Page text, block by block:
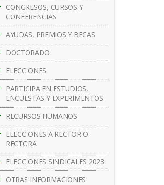
CONGRESOS, CURSOS Y
CONFERENCIAS
AYUDAS, PREMIOS Y BECAS
DOCTORADO
ELECCIONES
PARTICIPA EN ESTUDIOS,
ENCUESTAS Y EXPERIMENTOS
RECURSOS HUMANOS
ELECCIONES A RECTOR O
RECTORA
ELECCIONES SINDICALES 2023
OTRAS INFORMACIONES